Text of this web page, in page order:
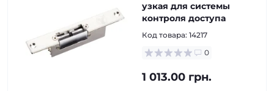
узкая для системы
контроля доступа
Код товара: 14217
0
1 013.00 грн.